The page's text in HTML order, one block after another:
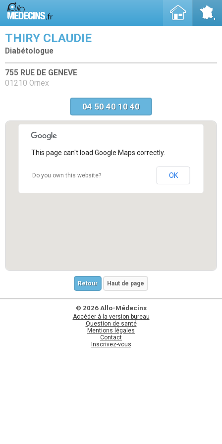
THIRY CLAUDIE
Diabétologue
755 RUE DE GENEVE
01210 Ornex
04 50 40 10 40
This page can't load Google Maps correctly.
Do you own this website? OK
Retour Haut de page
© 2026 Allo-Médecins
Accéder à la version bureau
Question de santé
Mentions légales
Contact
Inscrivez-vous